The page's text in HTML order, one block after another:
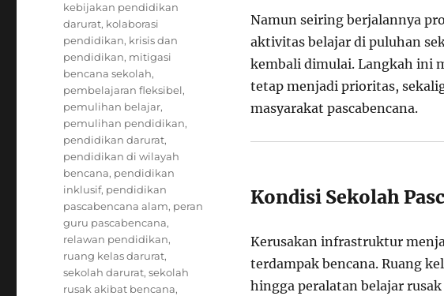
Namun seiring berjalannya
aktivitas belajar di puluhan
kembali dimulai. Langkah ini
tetap menjadi prioritas,
masyarakat pascabencana.
Kondisi Sekolah
Kerusakan infrastruktur
terdampak bencana. Ruang
hingga peralatan belajar
kebijakan pendidikan
darurat, kolaborasi
pendidikan, krisis dan
pendidikan, mitigasi
bencana sekolah,
pembelajaran fleksibel,
pemulihan belajar,
pemulihan pendidikan,
pendidikan darurat,
pendidikan di wilayah
bencana, pendidikan
inklusif, pendidikan
pascabencana alam, peran
guru pascabencana,
relawan pendidikan,
ruang kelas darurat,
sekolah darurat,sekolah
rusak akibat bencana,